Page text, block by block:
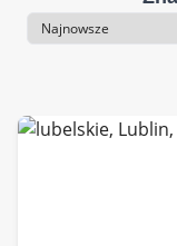
Sortowanie